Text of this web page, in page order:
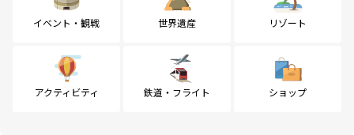
イベント・観戦 世界遺産 リゾート
アクティビティ 鉄道・フライト ショップ